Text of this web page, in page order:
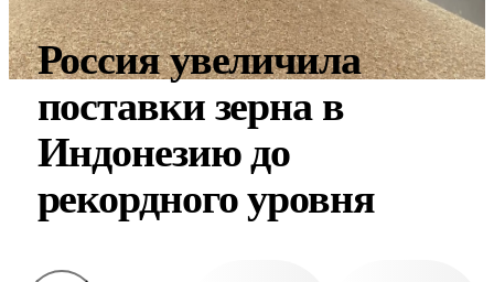
Россия увеличила
поставки зерна в
Индонезию до
рекордного уровня